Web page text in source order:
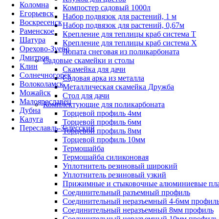
Коломна
Егорьевск
Воскресенск
Раменское
Шатура
Орехово-Зуево
Дмитров
Клин
Солнечногорск
Волоколамск
Можайск
Малоярославец
Дубна
Калуга
Переславль-Залесский
Компостер садовый 1000л
Набор подвязок для растений, 1 м
Набор подвязок для растений, 0,67м
Крепление для теплицы краб система Т
Крепление для теплицы краб система Х
Лопата снеговая из поликарбоната
Садовые скамейки и столы
Скамейка для дачи
Садовая арка из металла
Металлическая скамейка Дружба
Стол для дачи
Комплектующие для поликарбоната
Торцевой профиль 4мм
Торцевой профиль 6мм
Торцевой профиль 8мм
Торцевой профиль 10мм
Термошайба
Термошайба силиконовая
Уплотнитель резиновый широкий
Уплотнитель резиновый узкий
Прижимные и стыковочные алюминиевые
Соединительный разъемный профиль
Соединительный неразъемный 4-6мм
Соединительный неразъемный 8мм профиль